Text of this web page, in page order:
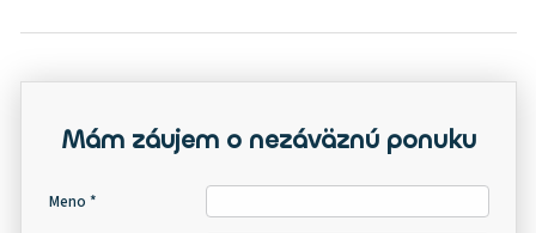
Mám záujem o nezáväznú ponuku
Meno *